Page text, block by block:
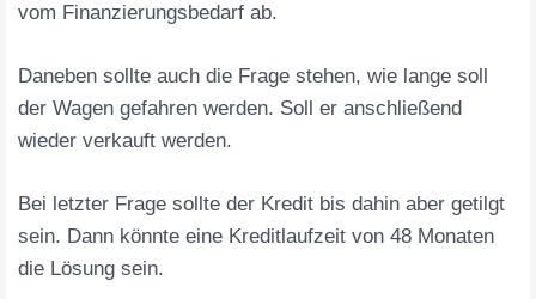
vom Finanzierungsbedarf ab.
Daneben sollte auch die Frage stehen, wie lange soll
der Wagen gefahren werden. Soll er anschließend
wieder verkauft werden.
Bei letzter Frage sollte der Kredit bis dahin aber getilgt
sein. Dann könnte eine Kreditlaufzeit von 48 Monaten
die Lösung sein.